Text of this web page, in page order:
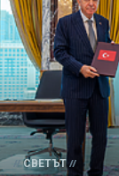
СВЕТЪТ